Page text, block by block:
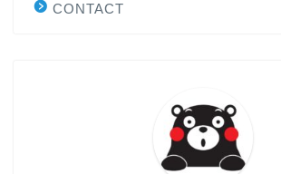
CONTACT
大学入試英語対
英語名言・格言・カ